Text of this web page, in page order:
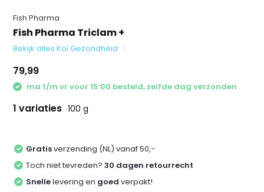
Fish Pharma
Fish Pharma Triclam +
Bekijk alles Koi Gezondheid
79,99
ma t/m vr voor 15:00 besteld, zelfde dag verzonden
1 variaties 100 g
Gratisverzending (NL) vanaf 50,-
Toch niet tevreden?30 dagen retourrecht
Snellelevering en goed verpakt!